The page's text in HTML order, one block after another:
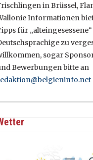
in Brüssel,
Informationen
für „alteingesessene“
zu
sogar
Bewerbungen bitte an